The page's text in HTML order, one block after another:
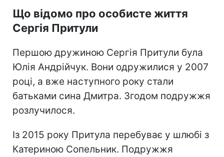
Що відомо про особисте життя
Сергія Притули
Першою дружиною Сергія Притули була
Юлія Андрійчук. Вони одружилися у 2007
році, а вже наступного року стали
батьками сина Дмитра. Згодом подружжя
розлучилося.
Із 2015 року Притула перебуває у шлюбі з
Катериною Сопельник. Подружжя